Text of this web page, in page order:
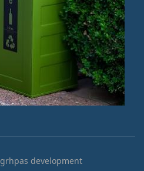
grhpas development